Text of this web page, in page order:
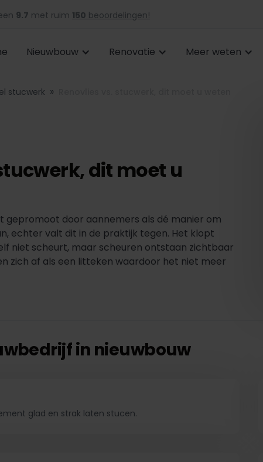
9.7 met ruim 150 beoordelingen!
Nieuwbouw Renovatie Meer weten
stucwerk »
dit moet u
gepromoot door aannemers als dé manier om
echter valt dit in de praktijk tegen. Het klopt
niet scheurt, maar scheuren ontstaan zichtbaar
zich af als een litteken waardoor het niet meer
in nieuwbouw
glad en strak laten stucen.